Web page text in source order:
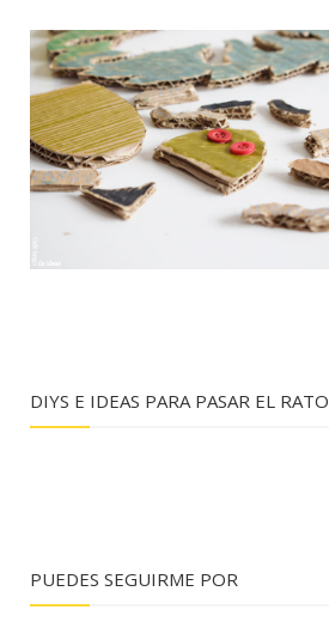
DIYS E IDEAS PARA PASAR EL RATO
PUEDES SEGUIRME POR